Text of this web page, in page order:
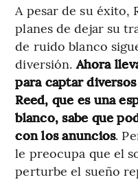
A pesar de su éxito,
planes de dejar su
de ruido blanco
diversión.Ahora
para captar
Reed, que es una
blanco, sabe que
con los anuncios.
le preocupa que el
perturbe el sueño